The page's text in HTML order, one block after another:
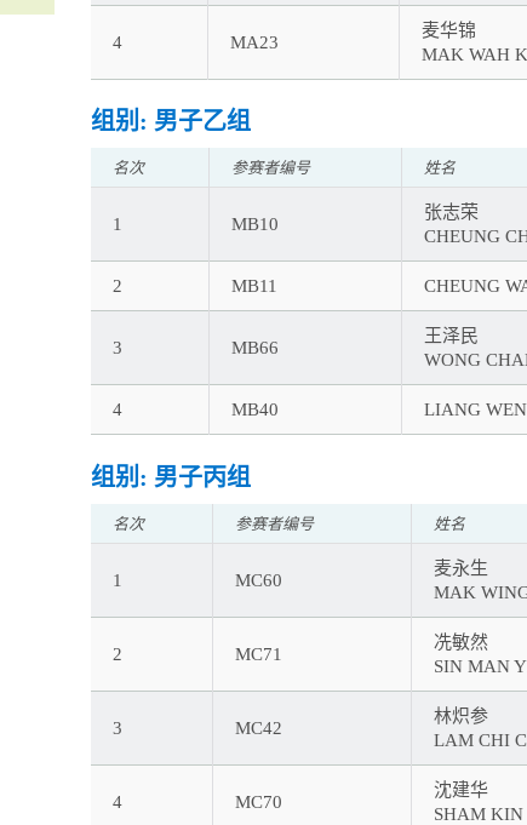
4 MA23
麦华锦
MAK WAH
组别: 男子乙组
名次 参赛者编号 姓名
1 MB10
张志荣
CHEUNG
2 MB11 CHEUNG
3 MB66
王泽民
WONG
4 MB40 LIANG
组别: 男子丙组
名次 参赛者编号 姓名
1 MC60
麦永生
MAK
2 MC71
冼敏然
SIN MAN
3 MC42
林炽参
LAM CHI
4 MC70
沈建华
SHAM KIN